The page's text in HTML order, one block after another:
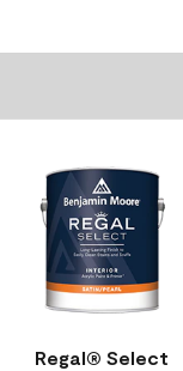
Regal® Select